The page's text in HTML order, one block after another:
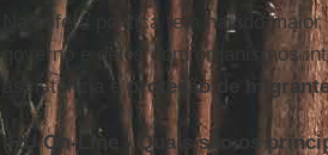
Na esfera política tem havido
governo e deles com organismos
assistência e proteção de
IHU On-Line - Quais são os